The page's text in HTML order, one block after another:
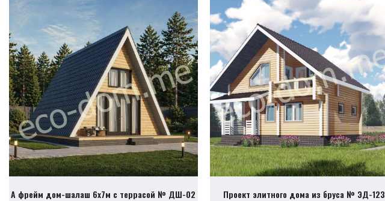
А фрейм дом-шалаш 6х7м с террасой № ДШ-02 Проект элитного дома из бруса № ЭД-123